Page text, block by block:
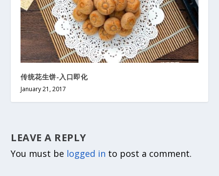
传统花生饼-入口即化
January 21, 2017
LEAVE A REPLY
You must be logged in to post a comment.